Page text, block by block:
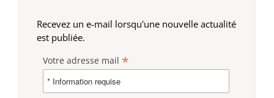
Recevez un e-mail lorsqu'une nouvelle actualité
est publiée.
Votre adresse mail *